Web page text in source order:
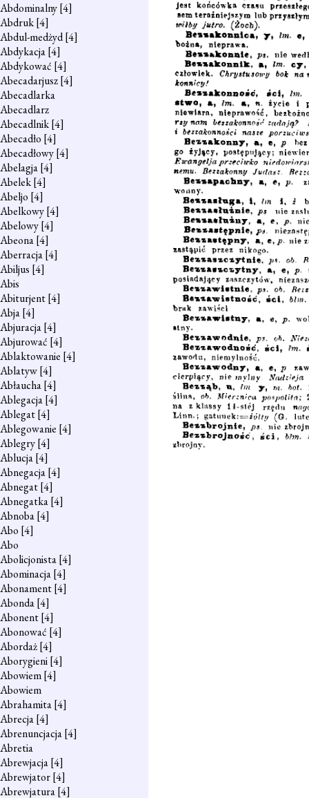
Abdominalny[4]
Abdruk[4]
Abdul-medżyd[4]
Abdykacja[4]
Abdykować [4]
Abecadarjusz[4]
Abecadlarka
Abecadlarz
Abecadlnik[4]
Abecadło [4]
Abecadłowy[4]
Abelagja[4]
Abelek[4]
Abeljo [4]
Abelkowy[4]
Abelowy[4]
Abeona[4]
Aberracja[4]
Abiljus [4]
Abis
Abiturjent[4]
Abja[4]
Abjuracja[4]
Abjurować [4]
Ablaktowanie [4]
Ablatyw[4]
Abłaucha[4]
Ablegacja[4]
Ablegat[4]
Ablegowanie [4]
Ablegry[4]
Ablucja[4]
Abnegacja[4]
Abnegat[4]
Abnegatka[4]
Abnoba[4]
Abo [4]
Abo
Abolicjonista[4]
Abominacja[4]
Abonament[4]
Abonda[4]
Abonent[4]
Abonować [4]
Abordaż[4]
Aborygieni[4]
Abowiem[4]
Abowiem
Abrahamita[4]
Abrecja[4]
Abrenuncjacja[4]
Abretia
Abrewjacja[4]
Abrewjator[4]
Abrewjatura[4]